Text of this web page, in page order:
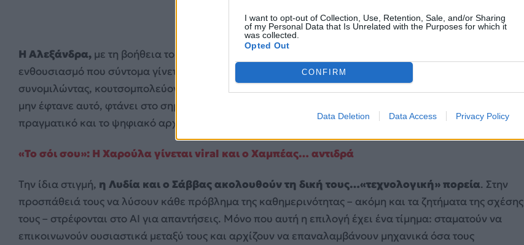
I want to opt-out of Collection, Use, Retention, Sale, and/or Sharing
of my Personal Data that Is Unrelated with the Purposes for which it
was collected.
Opted Out
CONFIRM
Data Deletion Data Access Privacy Policy
Η Αλεξάνδρα, με τη βοήθεια του Μένιου, κάνει την αρχή και
ενθουσιασμό που σύντομα γίνεται… εμμονή. Εκεί που ξεκινά σαν παιχνίδι, καταλήγει να περνάει ώρες
συνομιλώντας, κουτσομπολεύοντας, ακόμα και μαγειρεύοντας με την τεχνητή νοημοσύνη. Και σαν να
μην έφτανε αυτό, φτάνει στο σημείο να τσακώνεται μαζί της, αποδεικνύοντας πως τα όρια ανάμεσα στο
πραγματικό και το ψηφιακό αρχίζουν να θολώνουν επικίνδυνα.
«Το σόι σου»: Η Χαρούλα γίνεται viral και ο Χαμπέας… αντιδρά
Την ίδια στιγμή, η Λυδία και ο Σάββας ακολουθούν τη δική τους…«τεχνολογική» πορεία. Στην
προσπάθειά τους να λύσουν κάθε πρόβλημα της καθημερινότητας – ακόμη και τα ζητήματα της σχέσης
τους – στρέφονται στο ΑΙ για απαντήσεις. Μόνο που αυτή η επιλογή έχει ένα τίμημα: σταματούν να
επικοινωνούν ουσιαστικά μεταξύ τους και αρχίζουν να επαναλαμβάνουν μηχανικά όσα τους